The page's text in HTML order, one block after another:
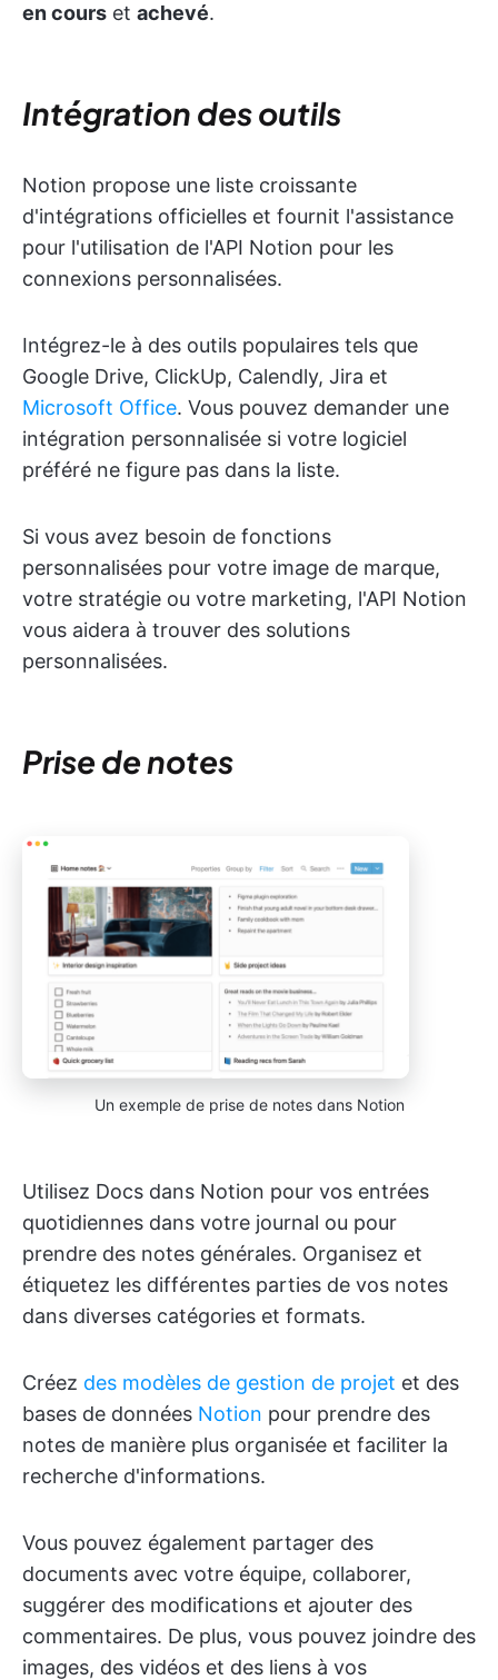
en cours et achevé.
Intégration des outils
Notion propose une liste croissante
d'intégrations officielles et fournit l'assistance
pour l'utilisation de l'API Notion pour les
connexions personnalisées.
Intégrez-le à des outils populaires tels que
Google Drive, ClickUp, Calendly, Jira et
Microsoft Office. Vous pouvez demander une
intégration personnalisée si votre logiciel
préféré ne figure pas dans la liste.
Si vous avez besoin de fonctions
personnalisées pour votre image de marque,
votre stratégie ou votre marketing, l'API Notion
vous aidera à trouver des solutions
personnalisées.
Prise de notes
Un exemple de prise de notes dans Notion
Utilisez Docs dans Notion pour vos entrées
quotidiennes dans votre journal ou pour
prendre des notes générales. Organisez et
étiquetez les différentes parties de vos notes
dans diverses catégories et formats.
Créez des modèles de gestion de projet et des
bases de données Notion pour prendre des
notes de manière plus organisée et faciliter la
recherche d'informations.
Vous pouvez également partager des
documents avec votre équipe, collaborer,
suggérer des modifications et ajouter des
commentaires. De plus, vous pouvez joindre des
images, des vidéos et des liens à vos